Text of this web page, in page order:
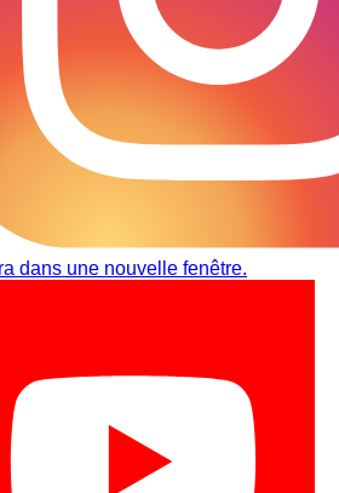
dans une nouvelle fenêtre.